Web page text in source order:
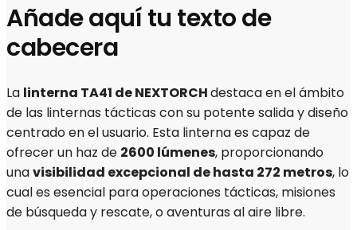
Añade aquí tu texto de
cabecera
La linterna TA41 deNEXTORCHdestaca en el ámbito
de las linternas tácticas con su potente salida y diseño
centrado en el usuario. Esta linterna es capaz de
ofrecer un haz de 2600 lúmenes, proporcionando
unavisibilidad excepcional de hasta 272 metros, lo
cual es esencial para operaciones tácticas, misiones
de búsqueda y rescate, o aventuras al aire libre.